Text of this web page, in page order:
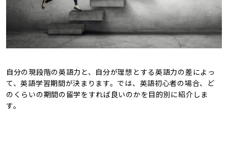
自分の現段階の英語力と、自分が理想とする英語力の差によっ
て、英語学習期間が決まります。では、英語初心者の場合、ど
のくらいの期間の留学をすれば良いのかを目的別に紹介しま
す。